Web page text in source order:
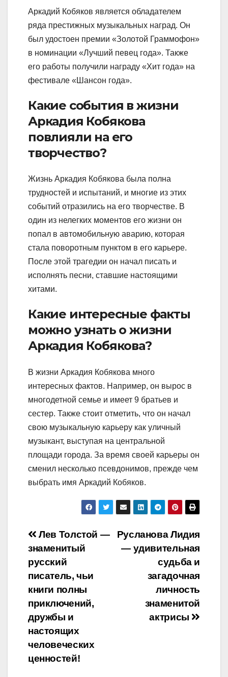
Аркадий Кобяков является обладателем
ряда престижных музыкальных наград. Он
был удостоен премии «Золотой Граммофон»
в номинации «Лучший певец года». Также
его работы получили награду «Хит года» на
фестивале «Шансон года».
Какие события в жизни
Аркадия Кобякова
повлияли на его
творчество?
Жизнь Аркадия Кобякова была полна
трудностей и испытаний, и многие из этих
событий отразились на его творчестве. В
один из нелегких моментов его жизни он
попал в автомобильную аварию, которая
стала поворотным пунктом в его карьере.
После этой трагедии он начал писать и
исполнять песни, ставшие настоящими
хитами.
Какие интересные факты
можно узнать о жизни
Аркадия Кобякова?
В жизни Аркадия Кобякова много
интересных фактов. Например, он вырос в
многодетной семье и имеет 9 братьев и
сестер. Также стоит отметить, что он начал
свою музыкальную карьеру как уличный
музыкант, выступая на центральной
площади города. За время своей карьеры он
сменил несколько псевдонимов, прежде чем
выбрать имя Аркадий Кобяков.
Навигация
по
записям
Русланова Лидия
— удивительная
судьба и
загадочная
личность
знаменитой
актрисы
Лев Толстой —
знаменитый
русский
писатель, чьи
книги полны
приключений,
дружбы и
настоящих
человеческих
ценностей!